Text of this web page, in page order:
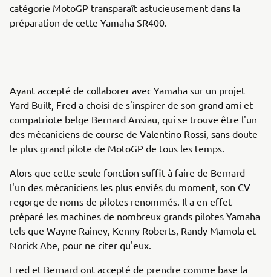
catégorie MotoGP transparaît astucieusement dans la
préparation de cette Yamaha SR400.
Ayant accepté de collaborer avec Yamaha sur un projet
Yard Built, Fred a choisi de s'inspirer de son grand ami et
compatriote belge Bernard Ansiau, qui se trouve être l'un
des mécaniciens de course de Valentino Rossi, sans doute
le plus grand pilote de MotoGP de tous les temps.
Alors que cette seule fonction suffit à faire de Bernard
l'un des mécaniciens les plus enviés du moment, son CV
regorge de noms de pilotes renommés. Il a en effet
préparé les machines de nombreux grands pilotes Yamaha
tels que Wayne Rainey, Kenny Roberts, Randy Mamola et
Norick Abe, pour ne citer qu'eux.
Fred et Bernard ont accepté de prendre comme base la